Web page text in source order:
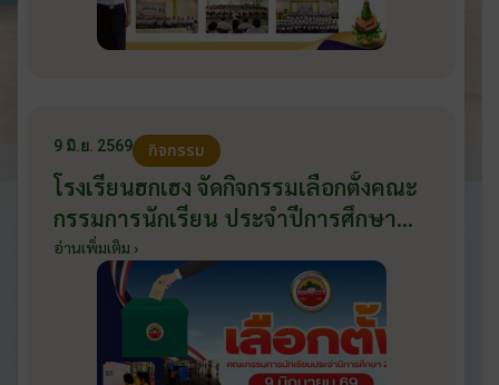
9 มิ.ย. 2569 กิจกรรม
โรงเรียนฮกเฮง จัดกิจกรรมเลือกตั้งคณะ
กรรมการนักเรียน ประจำปีการศึกษา
2569 ส่งเสริมประชาธิปไตยในโรงเรียน
วันที่ 9 มิถุนายน 2569
อ่านเพิ่มเติม ›